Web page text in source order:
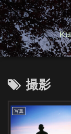
撮影
写真